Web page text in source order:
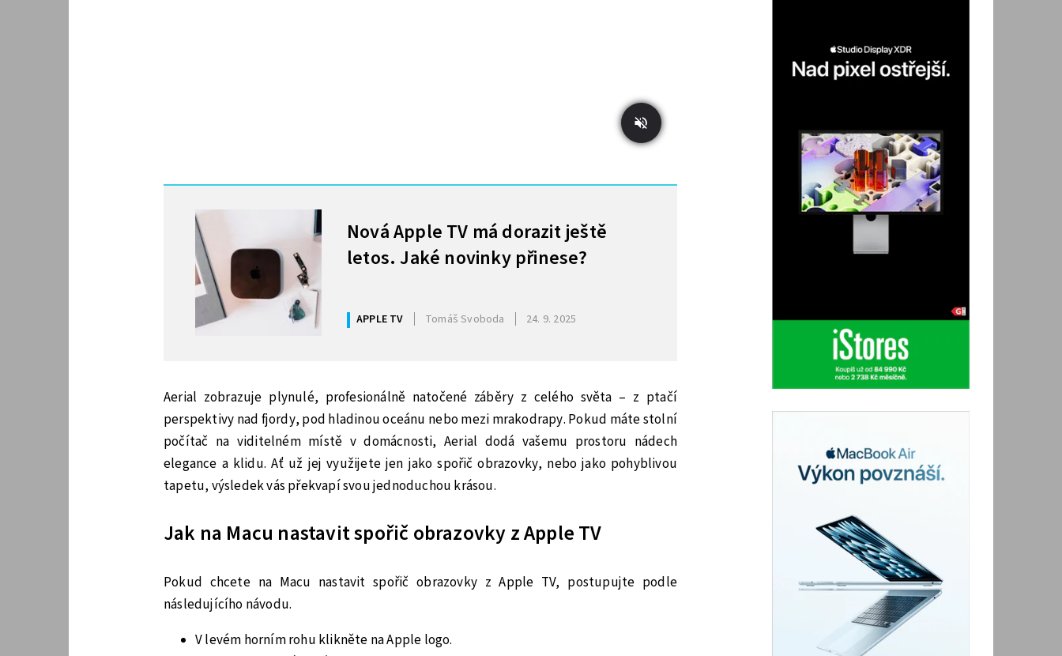
Nová Apple TV má dorazit ještě
letos. Jaké novinky přinese?
APPLE TV Tomáš Svoboda 24. 9. 2025
Aerial zobrazuje plynulé, profesionálně natočené záběry z celého světa – z ptačí
perspektivy nad fjordy, pod hladinou oceánu nebo mezi mrakodrapy. Pokud máte stolní
počítač na viditelném místě v domácnosti, Aerial dodá vašemu prostoru nádech
elegance a klidu. Ať už jej využijete jen jako spořič obrazovky, nebo jako pohyblivou
tapetu, výsledek vás překvapí svou jednoduchou krásou.
Jak na Macu nastavit spořič obrazovky z Apple TV
Pokud chcete na Macu nastavit spořič obrazovky z Apple TV, postupujte podle
následujícího návodu.
V levém horním rohu klikněte na Apple logo.